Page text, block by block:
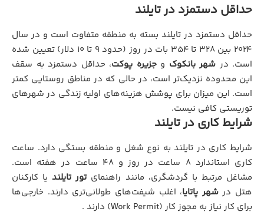
حداقل دستمزد در تایلند
حداقل دستمزد در تایلند بسته به منطقه متفاوت است و در سال
۲۰۲۴ بین ۳۲۸ تا ۳۵۴ بات در روز (حدود ۹ تا ۱۰ دلار) تعیین شده
است. در شهر بانکوک وجزیره پوکت، حداقل دستمزد به سقف
این محدوده نزدیک‌تر است، در حالی که در مناطق روستایی کمتر
است. این میزان برای پوشش هزینه‌های اولیه زندگی در شهرهای
توریستی کافی نیست.
شرایط کاری در تایلند
شرایط کاری در تایلند به نوع شغل و منطقه بستگی دارد. ساعت
کاری استاندارد ۸ ساعت در روز و ۴۸ ساعت در هفته است.
مشاغل مرتبط با گردشگری، مانند راهنمای تور تایلندیا کارکنان
هتل درشهر پاتایا، اغلب شیفت‌های طولانی‌تری دارند. خارجی‌ها
برای کار نیاز به مجوز کار (Work Permit) دارند .